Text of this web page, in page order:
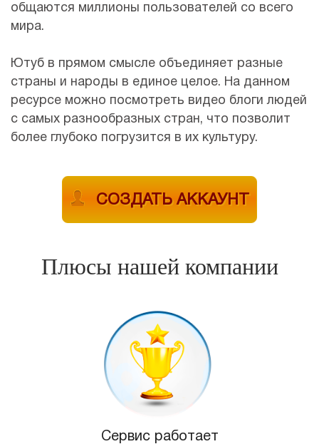
общаются миллионы пользователей со всего
мира.
Ютуб в прямом смысле объединяет разные
страны и народы в единое целое. На данном
ресурсе можно посмотреть видео блоги людей
с самых разнообразных стран, что позволит
более глубоко погрузится в их культуру.
СОЗДАТЬ АККАУНТ
Плюсы нашей компании
Сервис работает